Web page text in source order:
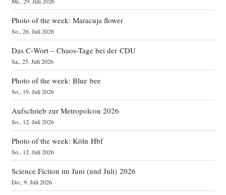
Photo of the week: Maracuja flower
So., 26. Juli 2026
Das C‑Wort – Chaos-Tage bei der CDU
Sa., 25. Juli 2026
Photo of the week: Blue bee
So., 19. Juli 2026
Aufschrieb zur Metropolcon 2026
So., 12. Juli 2026
Photo of the week: Köln Hbf
So., 12. Juli 2026
Science Fiction im Juni (und Juli) 2026
Do., 9. Juli 2026